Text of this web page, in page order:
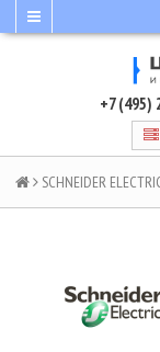
+7 (495)
SCHNEIDER